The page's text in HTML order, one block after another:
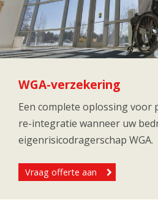
WGA-verzekering
Een complete oplossing voor
re-integratie wanneer uw
eigenrisicodragerschap WGA.
Vraag offerte aan